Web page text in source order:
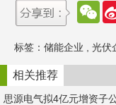
W
e
a
t
标签： 储能企业 光伏
相关推荐
思源电气拟4亿元增资子